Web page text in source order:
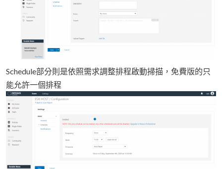
Schedule部分則是依照需求調整排程啟動掃描，免費版的只
能允許一個排程